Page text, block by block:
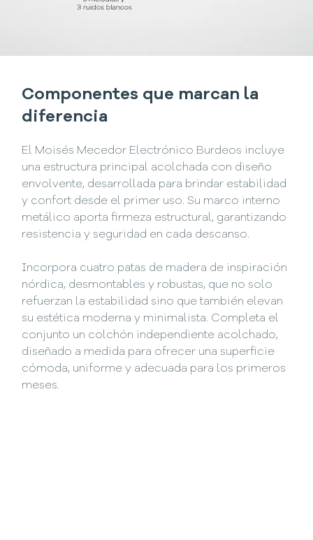
Componentes que marcan la
diferencia
El Moisés Mecedor Electrónico Burdeos incluye
una estructura principal acolchada con diseño
envolvente, desarrollada para brindar estabilidad
y confort desde el primer uso. Su marco interno
metálico aporta firmeza estructural, garantizando
resistencia y seguridad en cada descanso.
Incorpora cuatro patas de madera de inspiración
nórdica, desmontables y robustas, que no solo
refuerzan la estabilidad sino que también elevan
su estética moderna y minimalista. Completa el
conjunto un colchón independiente acolchado,
diseñado a medida para ofrecer una superficie
cómoda, uniforme y adecuada para los primeros
meses.